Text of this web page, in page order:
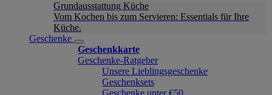
Grundausstattung Küche
Vom Kochen bis zum Servieren: Essentials für Ihre
Küche.
Geschenke
Geschenkkarte
Geschenke-Ratgeber
Unsere Lieblingsgeschenke
Geschenksets
Geschenke unter €50